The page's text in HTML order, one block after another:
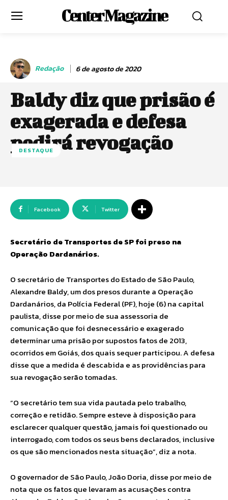
Center Magazine
Redação 6 de agosto de 2020
Baldy diz que prisão é
exagerada e defesa
pedirá revogação
DESTAQUE
Facebook Twitter
Secretário de Transportes de SP foi preso na
Operação Dardanários.
O secretário de Transportes do Estado de São Paulo,
Alexandre Baldy, um dos presos durante a Operação
Dardanários, da Polícia Federal (PF), hoje (6) na capital
paulista, disse por meio de sua assessoria de
comunicação que foi desnecessário e exagerado
determinar uma prisão por supostos fatos de 2013,
ocorridos em Goiás, dos quais sequer participou. A defesa
disse que a medida é descabida e as providências para
sua revogação serão tomadas.
“O secretário tem sua vida pautada pelo trabalho,
correção e retidão. Sempre esteve à disposição para
esclarecer qualquer questão, jamais foi questionado ou
interrogado, com todos os seus bens declarados, inclusive
os que são mencionados nesta situação”, diz a nota.
O governador de São Paulo, João Doria, disse por meio de
nota que os fatos que levaram as acusações contra